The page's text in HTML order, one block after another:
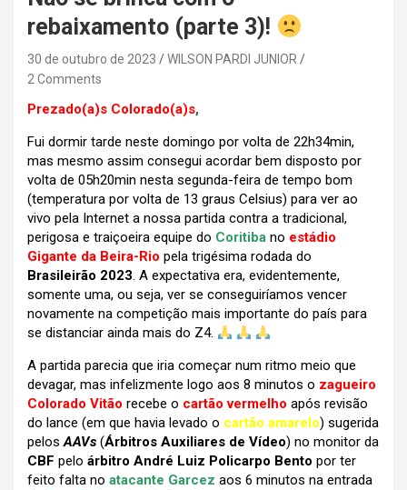
rebaixamento (parte 3)!
30 de outubro de 2023
WILSON PARDI JUNIOR
2 Comments
Prezado(a)s Colorado(a)s,
Fui dormir tarde neste domingo por volta de 22h34min,
mas mesmo assim consegui acordar bem disposto por
volta de 05h20min nesta segunda-feira de tempo bom
(temperatura por volta de 13 graus Celsius) para ver ao
vivo pela Internet a nossa partida contra a tradicional,
perigosa e traiçoeira equipe do Coritiba no estádio
Gigante da Beira-Rio pela trigésima rodada do
Brasileirão 2023. A expectativa era, evidentemente,
somente uma, ou seja, ver se conseguiríamos vencer
novamente na competição mais importante do país para
se distanciar ainda mais do Z4.
A partida parecia que iria começar num ritmo meio que
devagar, mas infelizmente logo aos 8 minutos o zagueiro
Colorado Vitão recebe o cartão vermelho após revisão
do lance (em que havia levado o cartão amarelo) sugerida
pelosAAVs (Árbitros Auxiliares de Vídeo) no monitor da
CBF pelo árbitro André Luiz Policarpo Bento por ter
feito falta no atacante Garcez aos 6 minutos na entrada